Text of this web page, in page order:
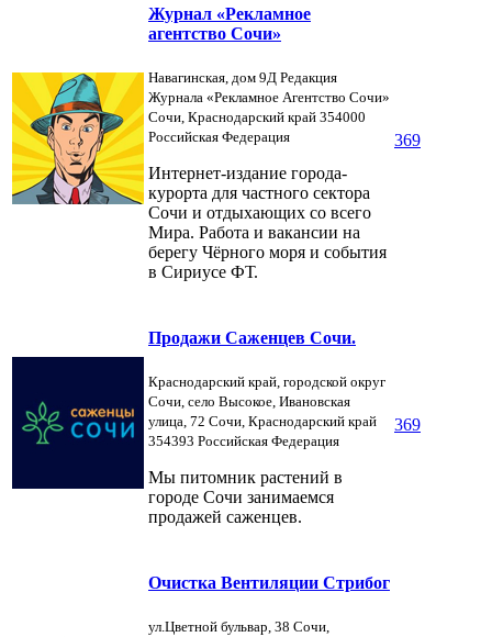
Журнал «Рекламное
агентство Сочи»
Навагинская, дом 9Д Редакция
Журнала «Рекламное Агентство Сочи»
Сочи, Краснодарский край 354000
Российская Федерация
Интернет-издание города-
курорта для частного сектора
Сочи и отдыхающих со всего
Мира. Работа и вакансии на
берегу Чёрного моря и события
в Сириусе ФТ.
369
Продажи Саженцев Сочи.
Краснодарский край, городской округ
Сочи, село Высокое, Ивановская
улица, 72 Сочи, Краснодарский край
354393 Российская Федерация
Мы питомник растений в
городе Сочи занимаемся
продажей саженцев.
369
Очистка Вентиляции Стрибог
ул.Цветной бульвар, 38 Сочи,